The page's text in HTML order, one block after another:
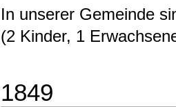
In unserer Gemeinde
(2 Kinder, 1
1849